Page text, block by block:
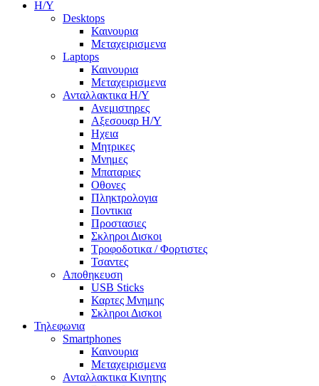
Η/Υ
Desktops
Καινουρια
Μεταχειρισμενα
Laptops
Καινουρια
Μεταχειρισμενα
Ανταλλακτικα H/Y
Ανεμιστηρες
Αξεσουαρ Η/Υ
Ηχεια
Μητρικες
Μνημες
Μπαταριες
Οθονες
Πληκτρολογια
Ποντικια
Προστασιες
Σκληροι Δισκοι
Τροφοδοτικα / Φορτιστες
Τσαντες
Αποθηκευση
USB Sticks
Καρτες Μνημης
Σκληροι Δισκοι
Τηλεφωνια
Smartphones
Καινουρια
Μεταχειρισμενα
Ανταλλακτικα Κινητης